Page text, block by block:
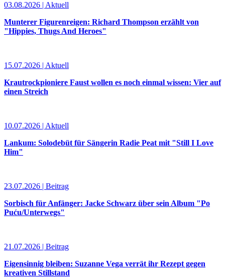
03.08.2026 | Aktuell
Munterer Figurenreigen: Richard Thompson erzählt von
"Hippies, Thugs And Heroes"
15.07.2026 | Aktuell
Krautrockpioniere Faust wollen es noch einmal wissen: Vier auf
einen Streich
10.07.2026 | Aktuell
Lankum: Solodebüt für Sängerin Radie Peat mit "Still I Love
Him"
23.07.2026 | Beitrag
Sorbisch für Anfänger: Jacke Schwarz über sein Album "Po
Puću/Unterwegs"
21.07.2026 | Beitrag
Eigensinnig bleiben: Suzanne Vega verrät ihr Rezept gegen
kreativen Stillstand